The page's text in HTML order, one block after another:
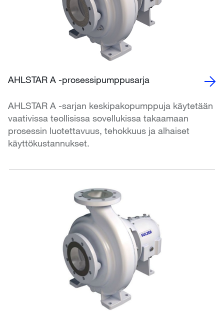
AHLSTAR A -prosessipumppusarja
AHLSTAR A -sarjan keskipakopumppuja käytetään
vaativissa teollisissa sovellukissa takaamaan
prosessin luotettavuus, tehokkuus ja alhaiset
käyttökustannukset.